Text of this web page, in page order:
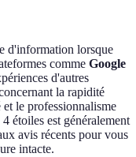
d'information lorsque
comme Google
d'autres
la rapidité
le professionnalisme
étoiles est généralement
avis récents pour vous
intacte.